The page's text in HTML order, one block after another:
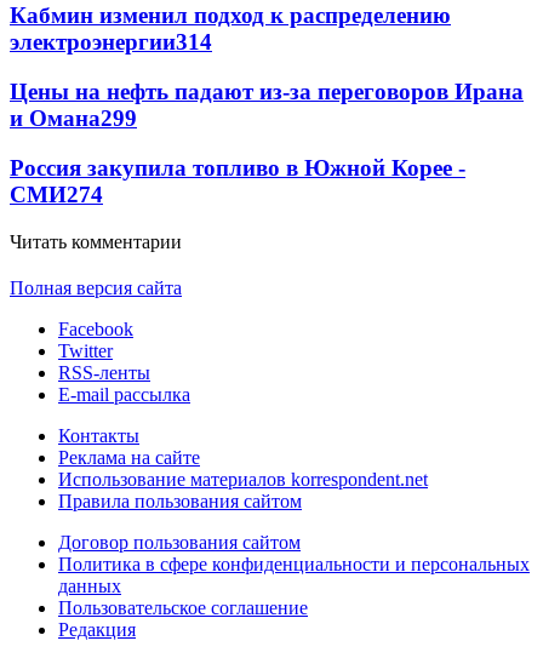
Кабмин изменил подход к распределению
электроэнергии314
Цены на нефть падают из-за переговоров Ирана
и Омана299
Россия закупила топливо в Южной Корее -
СМИ274
Читать комментарии
Полная версия сайта
Facebook
Twitter
RSS-ленты
E-mail рассылка
Контакты
Реклама на сайте
Использование материалов korrespondent.net
Правила пользования сайтом
Договор пользования сайтом
Политика в сфере конфиденциальности и персональных
данных
Пользовательское соглашение
Редакция